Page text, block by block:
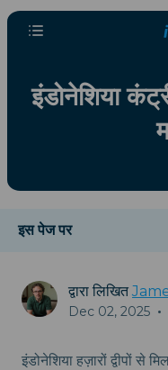
इंडोनेशिया
इस पेज पर
द्वारा लिखित
Dec 02, 2025 •
इंडोनेशिया हज़ारों द्वीपों से